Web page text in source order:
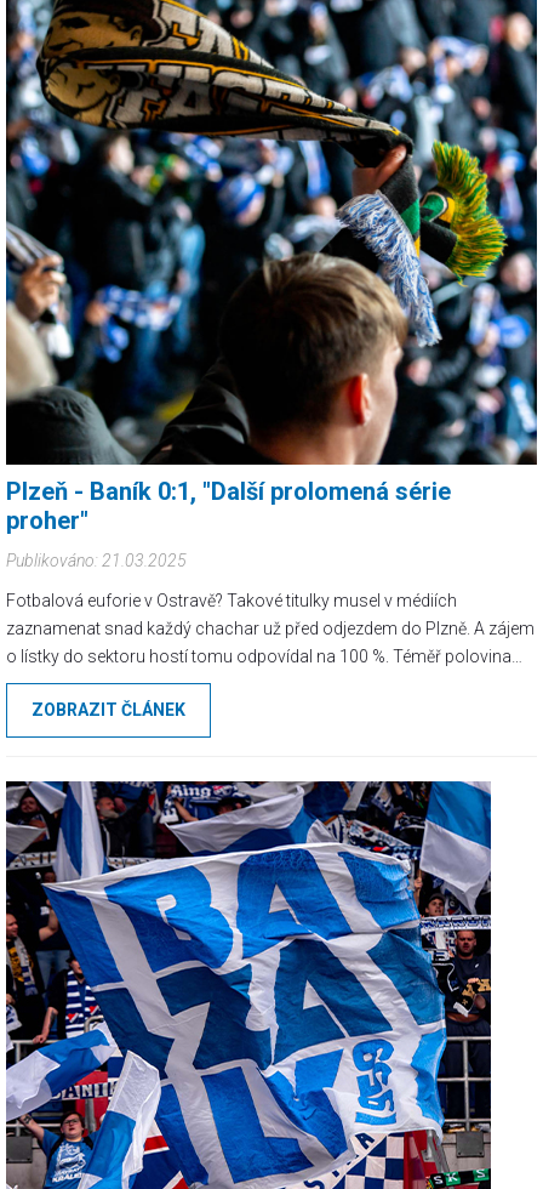
Plzeň - Baník 0:1, "Další prolomená série
proher"
Publikováno: 21.03.2025
Fotbalová euforie v Ostravě? Takové titulky musel v médiích
zaznamenat snad každý chachar už před odjezdem do Plzně. A zájem
o lístky do sektoru hostí tomu odpovídal na 100 %. Téměř polovina
kapacity zmizela během prvního dne po spuštění prodeje. Poté se stroj
na chvíli zadrhl, ale z ničeho nic se v noci ze čtvrtka na pátek chachaři
rozhodli vykoupit i zbytek lístků...
ZOBRAZIT ČLÁNEK